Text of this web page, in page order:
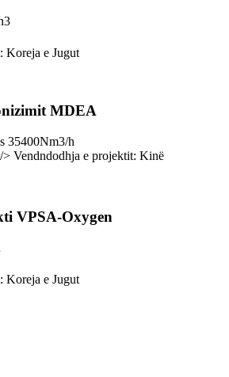
Koreja e Jugut
MDEA
35400Nm3/h
> Vendndodhja e projektit: Kinë
VPSA-Oxygen
Koreja e Jugut